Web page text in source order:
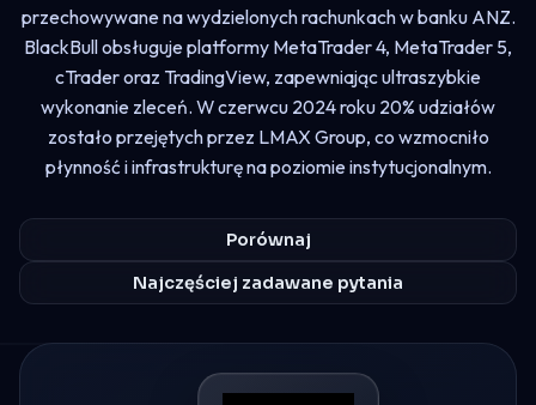
przechowywane na wydzielonych rachunkach w banku ANZ.
BlackBull obsługuje platformy MetaTrader 4, MetaTrader 5,
cTrader oraz TradingView, zapewniając ultraszybkie
wykonanie zleceń. W czerwcu 2024 roku 20% udziałów
zostało przejętych przez LMAX Group, co wzmocniło
płynność i infrastrukturę na poziomie instytucjonalnym.
Porównaj
Najczęściej zadawane pytania